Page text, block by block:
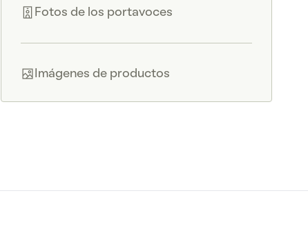
Fotos de los portavoces
Imágenes de productos